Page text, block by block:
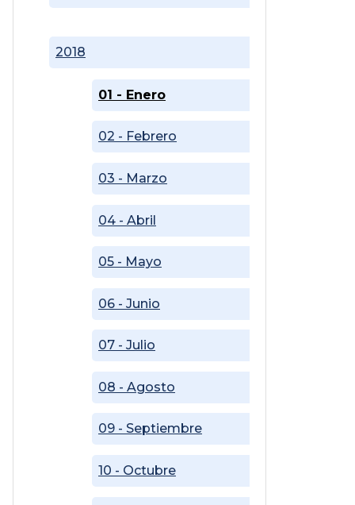
2018
01 - Enero
02 - Febrero
03 - Marzo
04 - Abril
05 - Mayo
06 - Junio
07 - Julio
08 - Agosto
09 - Septiembre
10 - Octubre